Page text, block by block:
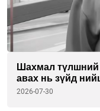
Шахмал түлшний
авах нь зүйд
2026-07-30